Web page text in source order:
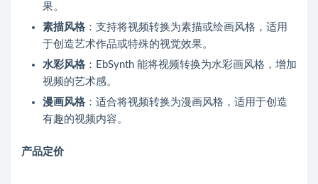
果。
素描风格 ：支持将视频转换为素描或绘画风格，适用
于创造艺术作品或特殊的视觉效果。
水彩风格 ：EbSynth 能将视频转换为水彩画风格，增加
视频的艺术感。
漫画风格 ：适合将视频转换为漫画风格，适用于创造
有趣的视频内容。
产品定价